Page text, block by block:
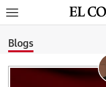
Blogs